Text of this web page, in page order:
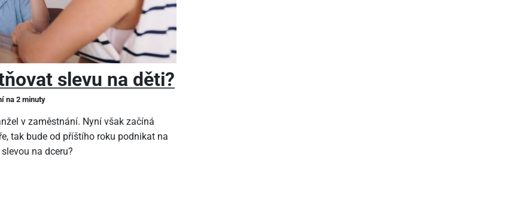
slevu na děti?
na 2 minuty
v zaměstnání. Nyní však začíná
tak bude od příštího roku podnikat na
na dceru?